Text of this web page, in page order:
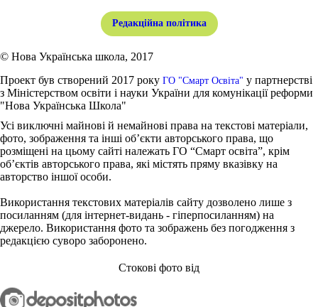
Редакційна політика
© Нова Українська школа, 2017
Проект був створений 2017 року ГО "Смарт Освіта" у партнерстві
з Міністерством освіти і науки України для комунікації реформи
"Нова Українська Школа"
Усі виключні майнові й немайнові права на текстові матеріали,
фото, зображення та інші об’єкти авторського права, що
розміщені на цьому сайті належать ГО “Смарт освіта”, крім
об’єктів авторського права, які містять пряму вказівку на
авторство іншої особи.
Використання текстових матеріалів сайту дозволено лише з
посиланням (для інтернет-видань - гіперпосиланням) на
джерело. Використання фото та зображень без погодження з
редакцією суворо заборонено.
Стокові фото від